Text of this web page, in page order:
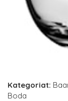
Kategoriat:
Boda